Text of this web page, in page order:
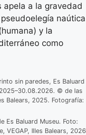
apela a la gravedad
naútica
y la
como
sin paredes, Es Baluard
© de las
Balears, 2025. Fotografía:
Es Baluard Museu. Foto:
VEGAP, Illes Balears, 2026